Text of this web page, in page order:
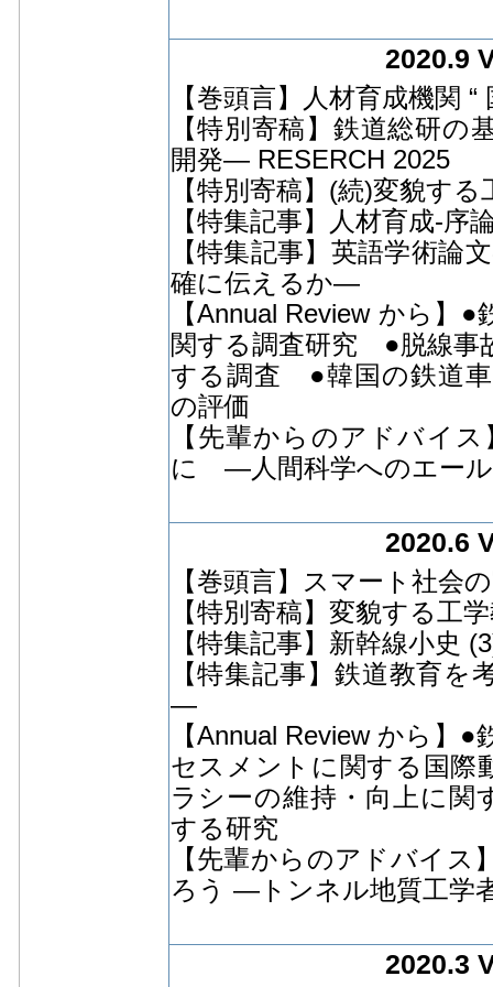
2020.9
【巻頭言】人材育成機
【特別寄稿】鉄道総研
開発― RESERCH 2025
【特別寄稿】(続)変貌す
【特集記事】人材育成-
【特集記事】英語学術
確に伝えるか―
【Annual Review から】
関する調査研究 ●脱線事
する調査 ●韓国の鉄道車
の評価
【先輩からのアドバイ
に —人間科学へのエー
2020.6
【巻頭言】スマート社
【特別寄稿】変貌する工
【特集記事】新幹線小史
【特集記事】鉄道教育
―
【Annual Review から】
セスメントに関する国
ラシーの維持・向上に
する研究
【先輩からのアドバイス
ろう ―トンネル地質工学
2020.3